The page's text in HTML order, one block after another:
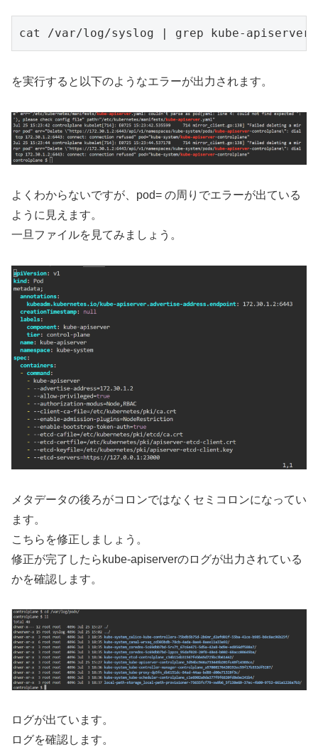
cat /var/log/syslog | grep kube-apiserver
を実行すると以下のようなエラーが出力されます。
よくわからないですが、pod= の周りでエラーが出ている
ように見えます。
一旦ファイルを見てみましょう。
メタデータの後ろがコロンではなくセミコロンになってい
ます。
こちらを修正しましょう。
修正が完了したらkube-apiserverのログが出力されている
かを確認します。
ログが出ています。
ログを確認します。